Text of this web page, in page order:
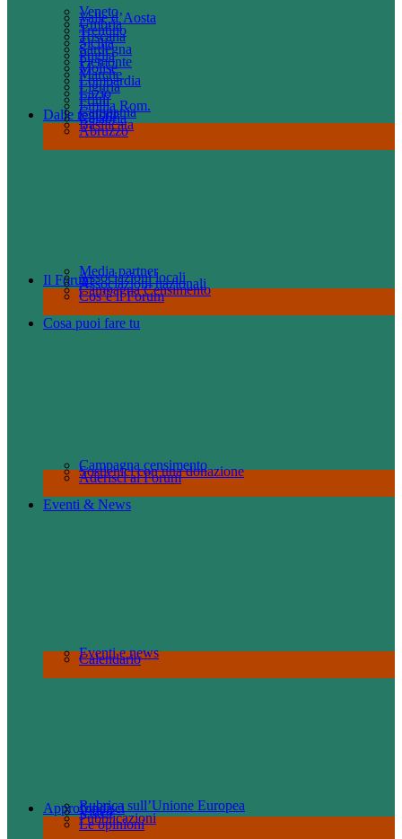
Dalle regioni
Abruzzo
Basilicata
Calabria
Campania
Emilia Rom.
Friuli
Lazio
Liguria
Lombardia
Marche
Molise
Piemonte
Puglia
Sardegna
Sicilia
Toscana
Trentino
Umbria
Valle d’Aosta
Veneto
Il Forum
Cos’è il Forum
Campagna Censimento
Associazioni nazionali
Associazioni locali
Media partner
Cosa puoi fare tu
Aderisci al Forum
Sostienici con una donazione
Campagna censimento
Eventi & News
Calendario
Eventi e news
Approfondisci
Le opinioni
Pubblicazioni
Video
Rubrica sull’Unione Europea